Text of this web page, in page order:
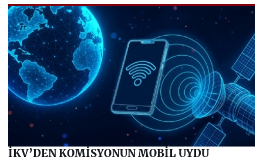
İKV’DEN KOMİSYONUN MOBİL UYDU